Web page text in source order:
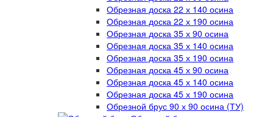
Обрезная доска 22 х 140 осина
Обрезная доска 22 х 190 осина
Обрезная доска 35 х 90 осина
Обрезная доска 35 х 140 осина
Обрезная доска 35 х 190 осина
Обрезная доска 45 х 90 осина
Обрезная доска 45 х 140 осина
Обрезная доска 45 х 190 осина
Обрезной брус 90 х 90 осина (ТУ)